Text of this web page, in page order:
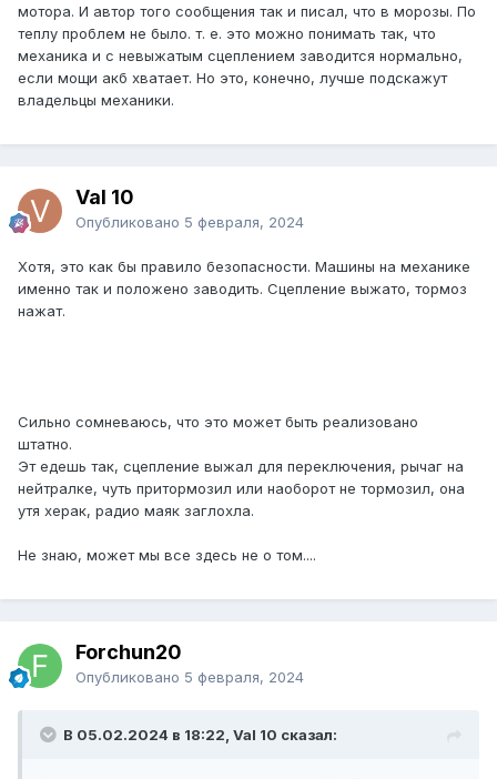
мотора. И автор того сообщения так и писал, что в морозы. По
теплу проблем не было. т. е. это можно понимать так, что
механика и с невыжатым сцеплением заводится нормально,
если мощи акб хватает. Но это, конечно, лучше подскажут
владельцы механики.
Val 10
Опубликовано 5 февраля, 2024
Хотя, это как бы правило безопасности. Машины на механике
именно так и положено заводить. Сцепление выжато, тормоз
нажат.
Сильно сомневаюсь, что это может быть реализовано
штатно.
Эт едешь так, сцепление выжал для переключения, рычаг на
нейтралке, чуть притормозил или наоборот не тормозил, она
утя херак, радио маяк заглохла.
Не знаю, может мы все здесь не о том....
Forchun20
Опубликовано 5 февраля, 2024
В 05.02.2024 в 18:22, Val 10 сказал: